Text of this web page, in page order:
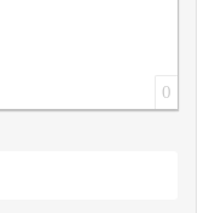
0